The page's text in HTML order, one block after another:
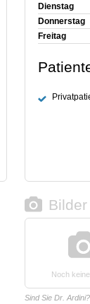
Dienstag
Donnerstag
Freitag
Bilder
Noch
Sind Sie Dr. Ardini?